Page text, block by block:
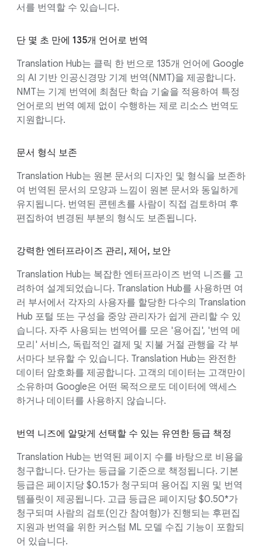
서를 번역할 수 있습니다.
단 몇 초 만에 135개 언어로 번역
Translation Hub는 클릭 한 번으로 135개 언어에 Google
의 AI 기반 인공신경망 기계 번역(NMT)을 제공합니다.
NMT는 기계 번역에 최첨단 학습 기술을 적용하여 특정
언어로의 번역 예제 없이 수행하는 제로 리소스 번역도
지원합니다.
문서 형식 보존
Translation Hub는 원본 문서의 디자인 및 형식을 보존하
여 번역된 문서의 모양과 느낌이 원본 문서와 동일하게
유지됩니다. 번역된 콘텐츠를 사람이 직접 검토하며 후
편집하여 변경된 부분의 형식도 보존됩니다.
강력한 엔터프라이즈 관리, 제어, 보안
Translation Hub는 복잡한 엔터프라이즈 번역 니즈를 고
려하여 설계되었습니다. Translation Hub를 사용하면 여
러 부서에서 각자의 사용자를 할당한 다수의 Translation
Hub 포털 또는 구성을 중앙 관리자가 쉽게 관리할 수 있
습니다. 자주 사용되는 번역어를 모은 '용어집', '번역 메
모리' 서비스, 독립적인 결제 및 지불 거절 관행을 각 부
서마다 보유할 수 있습니다. Translation Hub는 완전한
데이터 암호화를 제공합니다. 고객의 데이터는 고객만이
소유하며 Google은 어떤 목적으로도 데이터에 액세스
하거나 데이터를 사용하지 않습니다.
번역 니즈에 알맞게 선택할 수 있는 유연한 등급 책정
Translation Hub는 번역된 페이지 수를 바탕으로 비용을
청구합니다. 단가는 등급을 기준으로 책정됩니다. 기본
등급은 페이지당 $0.15가 청구되며 용어집 지원 및 번역
템플릿이 제공됩니다. 고급 등급은 페이지당 $0.50*가
청구되며 사람의 검토(인간 참여형)가 진행되는 후편집
지원과 번역을 위한 커스텀 ML 모델 수집 기능이 포함되
어 있습니다.